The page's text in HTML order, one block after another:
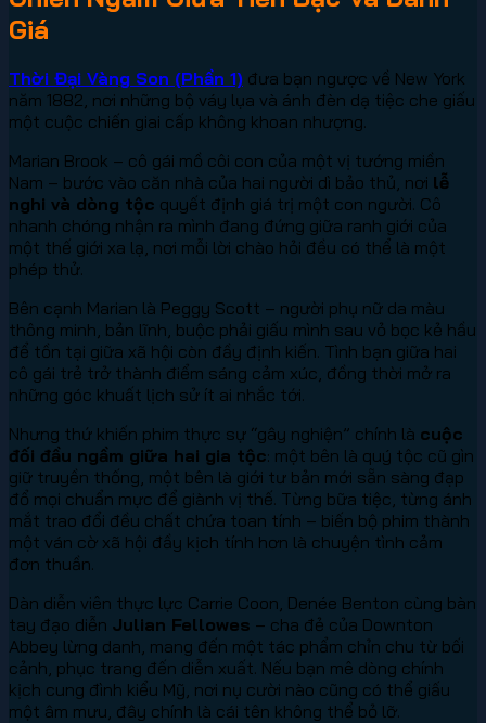
Giá
Thời Đại Vàng Son (Phần 1) đưa bạn ngược về New York
năm 1882, nơi những bộ váy lụa và ánh đèn dạ tiệc che giấu
một cuộc chiến giai cấp không khoan nhượng.
Marian Brook – cô gái mồ côi con của một vị tướng miền
Nam – bước vào căn nhà của hai người dì bảo thủ, nơi lễ
nghi và dòng tộc quyết định giá trị một con người. Cô
nhanh chóng nhận ra mình đang đứng giữa ranh giới của
một thế giới xa lạ, nơi mỗi lời chào hỏi đều có thể là một
phép thử.
Bên cạnh Marian là Peggy Scott – người phụ nữ da màu
thông minh, bản lĩnh, buộc phải giấu mình sau vỏ bọc kẻ hầu
để tồn tại giữa xã hội còn đầy định kiến. Tình bạn giữa hai
cô gái trẻ trở thành điểm sáng cảm xúc, đồng thời mở ra
những góc khuất lịch sử ít ai nhắc tới.
Nhưng thứ khiến phim thực sự “gây nghiện” chính là cuộc
đối đầu ngầm giữa hai gia tộc: một bên là quý tộc cũ gìn
giữ truyền thống, một bên là giới tư bản mới sẵn sàng đạp
đổ mọi chuẩn mực để giành vị thế. Từng bữa tiệc, từng ánh
mắt trao đổi đều chất chứa toan tính – biến bộ phim thành
một ván cờ xã hội đầy kịch tính hơn là chuyện tình cảm
đơn thuần.
Dàn diễn viên thực lực Carrie Coon, Denée Benton cùng bàn
tay đạo diễn Julian Fellowes – cha đẻ của Downton
Abbey lừng danh, mang đến một tác phẩm chỉn chu từ bối
cảnh, phục trang đến diễn xuất. Nếu bạn mê dòng chính
kịch cung đình kiểu Mỹ, nơi nụ cười nào cũng có thể giấu
một âm mưu, đây chính là cái tên không thể bỏ lỡ.